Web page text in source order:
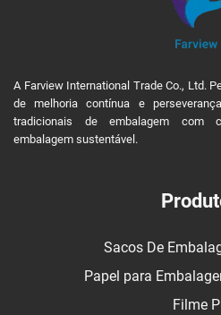
A Farview International Trade Co., Ltd.
de melhoria contínua e
tradicionais de embalagem com
embalagem sustentável.
Sacos De
Papel para
Filme